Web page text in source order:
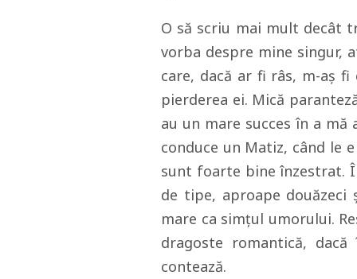
O să scriu mai mult decât
vorba despre mine singur,
care, dacă ar fi râs, m-aș
pierderea ei. Mică
au un mare succes în a mă
conduce un Matiz, când le
sunt foarte bine înzestrat.
de tipe, aproape
mare ca simțul umorului.
dragoste romantică,
contează.